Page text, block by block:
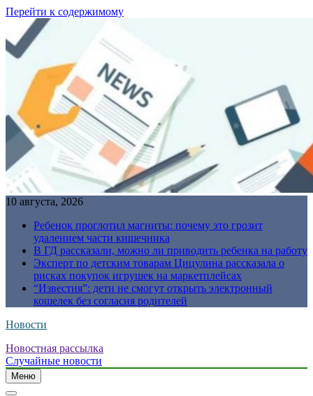
Перейти к содержимому
10 августа, 2026
Ребенок проглотил магниты: почему это грозит
удалением части кишечника
В ГД рассказали, можно ли приводить ребенка на работу
Эксперт по детским товарам Цицулина рассказала о
рисках покупок игрушек на маркетплейсах
“Известия”: дети не смогут открыть электронный
кошелек без согласия родителей
Новости
Новостная рассылка
Случайные новости
Меню